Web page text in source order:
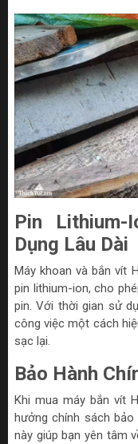
Pin
Dụng Lâu Dài
Máy khoan và bắn vít
pin lithium-ion, cho
pin. Với thời gian sử
công việc một cách
sạc lại.
Bảo Hành
Khi mua máy bắn vít
hưởng chính sách bảo
này giúp bạn yên tâm